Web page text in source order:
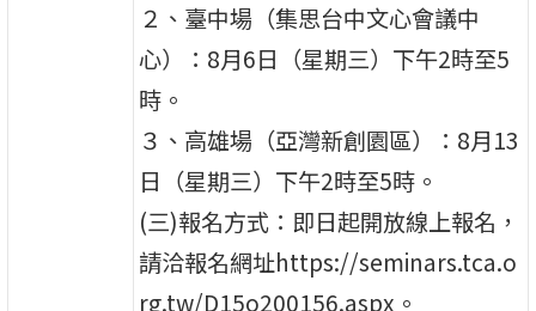
２、臺中場（集思台中文心會議中
心）：8月6日（星期三）下午2時至5
時。
３、高雄場（亞灣新創園區）：8月13
日（星期三）下午2時至5時。
(三)報名方式：即日起開放線上報名，
請洽報名網址https://seminars.tca.o
rg.tw/D15o200156.aspx。